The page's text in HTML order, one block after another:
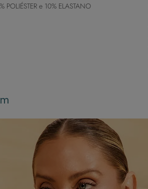
POLIÉSTER e 10% ELASTANO